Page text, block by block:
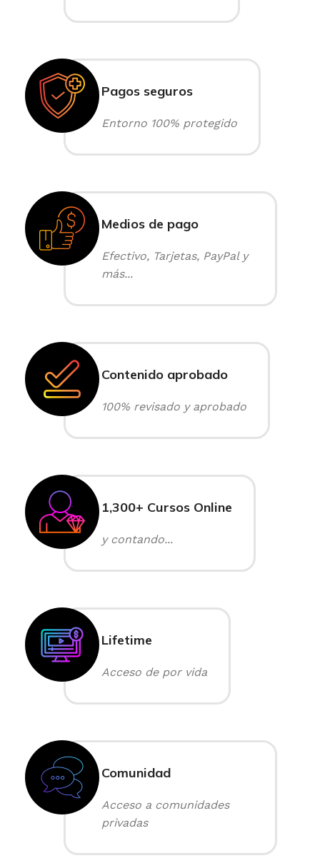
Pagos seguros
Entorno 100% protegido
Medios de pago
Efectivo, Tarjetas, PayPal y
más...
Contenido aprobado
100% revisado y aprobado
1,300+ Cursos Online
y contando...
Lifetime
Acceso de por vida
Comunidad
Acceso a comunidades
privadas